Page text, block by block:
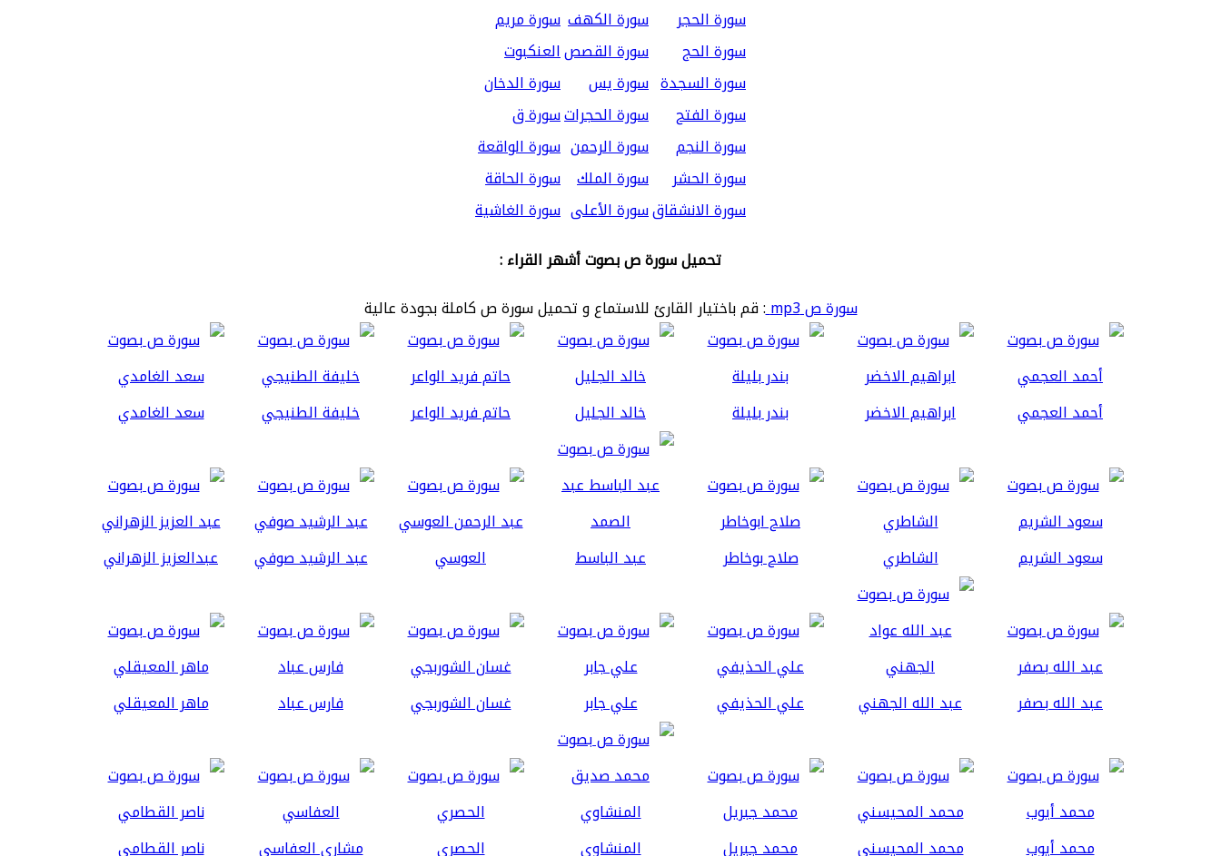
سورة الحجر
سورة الكهف سورة مريم
سورة الحج
سورة القصصالعنكبوت
سورة السجدة سورة يس
سورة الدخان
سورة الفتح
سورة الحجراتسورة ق
سورة النجم
سورة الرحمن سورة الواقعة
سورة الحشر
سورة الملك سورة الحاقة
سورة الانشقاقسورة الأعلى سورة الغاشية
تحميل سورة ص بصوت أشهر القراء :
سورة ص mp3
: قم باختيار القارئ للاستماع و تحميل سورة ص كاملة بجودة عالية
أحمد العجمي ابراهيم الاخضر بندر بليلة خالد الجليل حاتم فريد الواعر خليفة الطنيجي سعد الغامدي
سعود الشريم الشاطري صلاح بوخاطر عبد الباسط العوسي عبد الرشيد صوفي عبدالعزيز الزهراني
عبد الله بصفر عبد الله الجهني علي الحذيفي علي جابر غسان الشوربجي فارس عباد ماهر المعيقلي
محمد أيوب محمد المحيسني محمد جبريل المنشاوي الحصري مشاري العفاسي ناصر القطامي